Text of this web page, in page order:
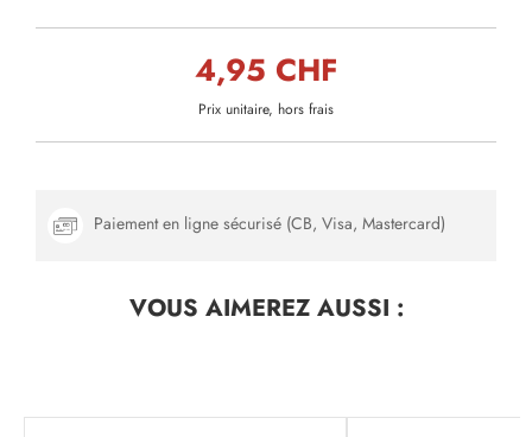
4,95 CHF
Prix unitaire, hors frais
Paiement en ligne sécurisé (CB, Visa, Mastercard)
VOUS AIMEREZAUSSI :